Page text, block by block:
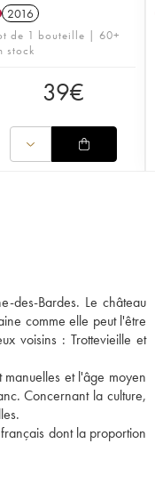
2016
de 1 bouteille | 60+
stock
39€
des-Bardes. Le château
comme elle peut l'être
voisins : Trottevieille et
et l'âge moyen
Concernant la culture,
dont la proportion